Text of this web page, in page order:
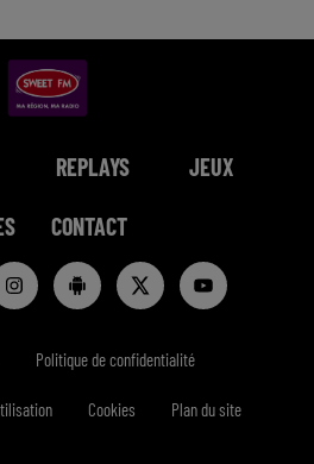
REPLAYS JEUX
CONTACT
Politique de confidentialité
Cookies Plan du site